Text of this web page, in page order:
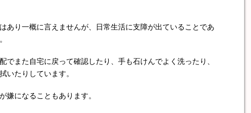
あり一概に言えませんが、日常生活に支障が出ていることであ
でまた自宅に戻って確認したり、手も石けんでよく洗ったり、
いたりしています。
嫌になることもあります。